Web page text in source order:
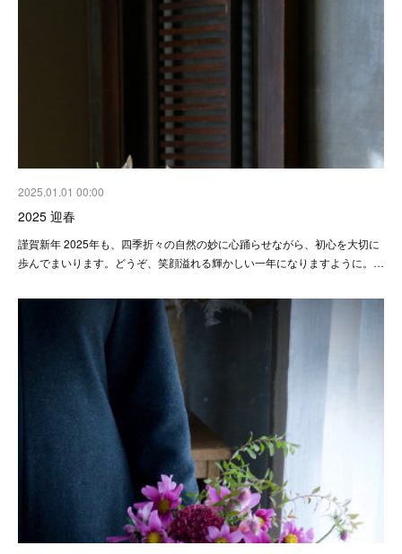
2025.01.01 00:00
2025 迎春
謹賀新年 2025年も、四季折々の自然の妙に心踊らせながら、初心を大切に
歩んでまいります。どうぞ、笑顔溢れる輝かしい一年になりますように。…